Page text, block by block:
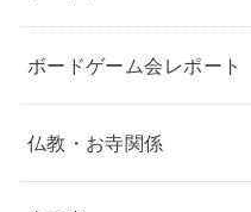
ボードゲーム会レポート
仏教・お寺関係